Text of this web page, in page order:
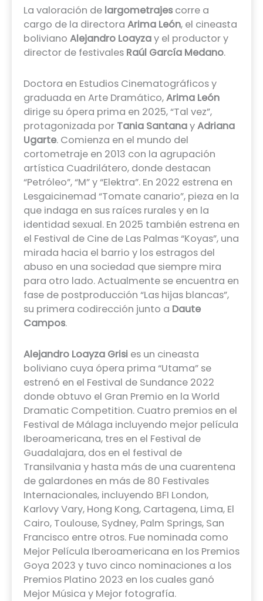
La valoración de largometrajes corre a
cargo de la directora Arima León, el cineasta
boliviano Alejandro Loayzay el productor y
director de festivales Raúl García Medano.
Doctora en Estudios Cinematográficos y
graduada en Arte Dramático,Arima León
dirige su ópera prima en 2025, “Tal vez”,
protagonizada por Tania SantanayAdriana
Ugarte. Comienza en el mundo del
cortometraje en 2013 con la agrupación
artística Cuadrilátero, donde destacan
“Petróleo”, “M” y “Elektra”. En 2022 estrena en
Lesgaicinemad “Tomate canario”, pieza en la
que indaga en sus raíces rurales y en la
identidad sexual. En 2025 también estrena en
el Festival de Cine de Las Palmas “Koyas”, una
mirada hacia el barrio y los estragos del
abuso en una sociedad que siempre mira
para otro lado. Actualmente se encuentra en
fase de postproducción “Las hijas blancas”,
su primera codirección junto a Daute
Campos.
Alejandro Loayza Grisi es un cineasta
boliviano cuya ópera prima “Utama” se
estrenó en el Festival de Sundance 2022
donde obtuvo el Gran Premio en la World
Dramatic Competition. Cuatro premios en el
Festival de Málaga incluyendo mejor película
Iberoamericana, tres en el Festival de
Guadalajara, dos en el festival de
Transilvania y hasta más de una cuarentena
de galardones en más de 80 Festivales
Internacionales, incluyendo BFI London,
Karlovy Vary, Hong Kong, Cartagena, Lima, El
Cairo, Toulouse, Sydney, Palm Springs, San
Francisco entre otros. Fue nominada como
Mejor Película Iberoamericana en los Premios
Goya 2023 y tuvo cinco nominaciones a los
Premios Platino 2023 en los cuales ganó
Mejor Música y Mejor fotografía.